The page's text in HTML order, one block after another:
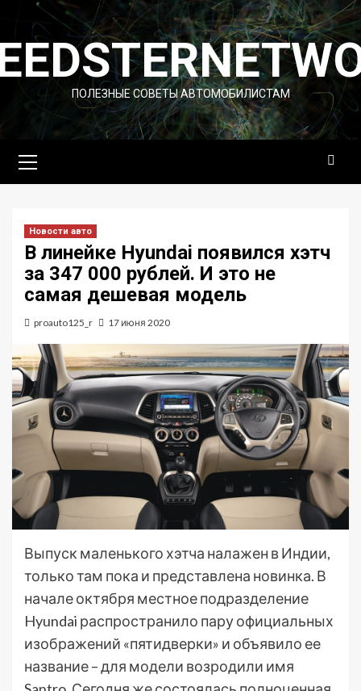
Перейти
содержимому
ПОЛЕЗНЫЕ СОВЕТЫ АВТОМОБИЛИСТАМ
меню
Новости авто
В линейке Hyundai появился хэтч
за 347 000 рублей. И это не
самая дешевая модель
proauto125_r 17 июня 2020
Выпуск маленького хэтча налажен в Индии,
только там пока и представлена новинка. В
начале октября местное подразделение
Hyundai распространило пару официальных
изображений «пятидверки» и объявило ее
название – для модели возродили имя